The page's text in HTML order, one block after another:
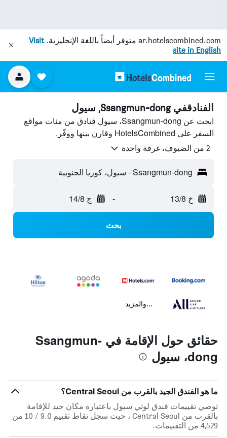
ar.hotelscombined.com متوفر أيضاً باللغة الإنجليزية.Visit
site in English
الفنادقفي Ssangmun-dong, سيول
ابحث عن Ssangmun-dong، سيول فنادق من مئات مواقع
السفر على HotelsCombined وقارن بينها ووفّر.
2 من الضيوف، غرفة واحدة
Ssangmun-dong - سيول، كوريا الجنوبية
خ 13/8 - ج 14/8
بحث
...والمزيد
حقائق حول الإقامة في Ssangmun-
dong، سيول
ما هو الفندق الجيد بالقرب من Central Seoul؟
توصي تقييمات فندق لوتي سيول باعتباره مكان جيد للإقامة
بالقرب من Central Seoul ، حيث سجل نقاط تقييم 9.0 / 10 من
4,529 من التقييمات.